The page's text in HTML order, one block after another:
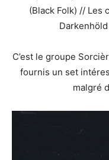
(Black Folk) // Les
C’est le groupe
fournis un set
malgré